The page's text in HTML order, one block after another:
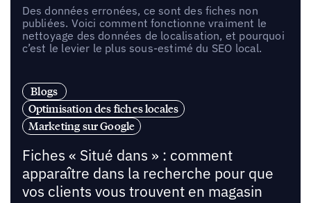
Des données erronées, ce sont des fiches non
publiées. Voici comment fonctionne vraiment le
nettoyage des données de localisation, et pourquoi
c’est le levier le plus sous-estimé du SEO local.
Blogs
Optimisation des fiches locales
Marketing sur Google
Fiches « Situé dans » : comment
apparaître dans la recherche pour que
vos clients vous trouvent en magasin